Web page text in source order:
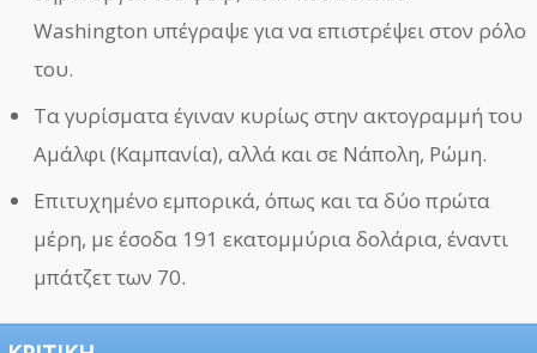
Washington υπέγραψε για να επιστρέψει στον ρόλο
του.
Τα γυρίσματα έγιναν κυρίως στην ακτογραμμή του
Αμάλφι (Καμπανία), αλλά και σε Νάπολη, Ρώμη.
Επιτυχημένο εμπορικά, όπως και τα δύο πρώτα
μέρη, με έσοδα 191 εκατομμύρια δολάρια, έναντι
μπάτζετ των 70.